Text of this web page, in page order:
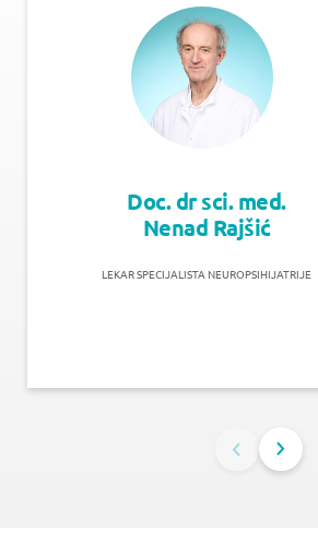
Doc. dr sci. med.
Nenad Rajšić
LEKAR SPECIJALISTA NEUROPSIHIJATRIJE